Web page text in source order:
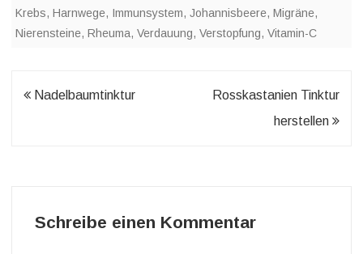
Krebs, Harnwege, Immunsystem, Johannisbeere, Migräne,
Nierensteine, Rheuma, Verdauung, Verstopfung, Vitamin-C
Beitragsnavigation
Nadelbaumtinktur
Rosskastanien Tinktur
herstellen
Schreibe einen Kommentar